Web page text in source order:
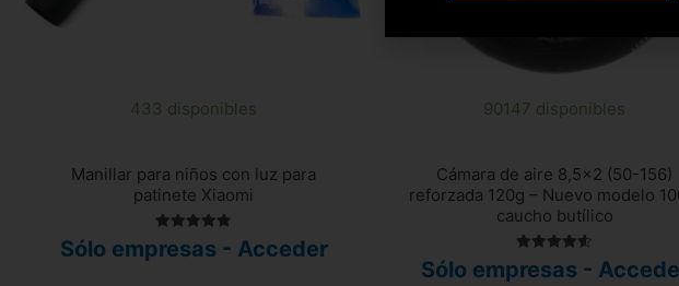
433 disponibles
Manillar para niños con luz para
patinete Xiaomi
con
Sólo empresas - Acceder
90147 disponibles
Cámara de aire 8,5×2 (50-156)
reforzada 120g – Nuevo modelo
caucho butílico
con
Sólo empresas -